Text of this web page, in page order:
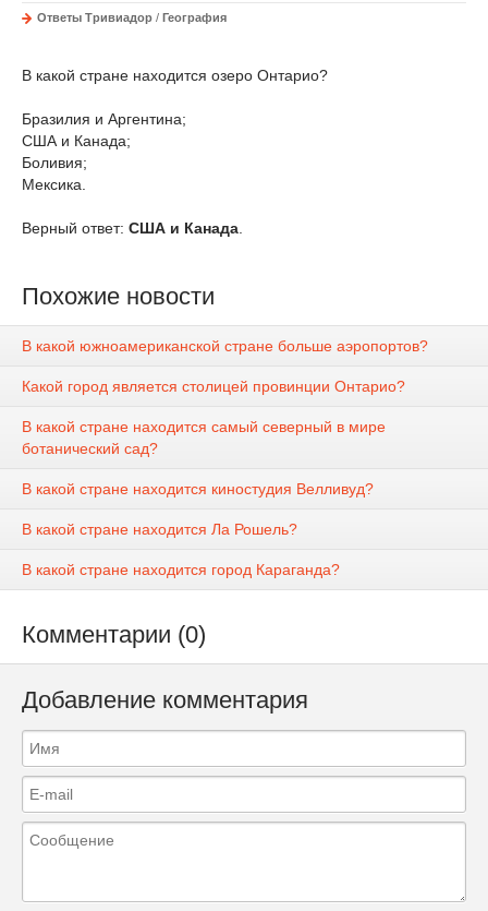
Ответы Тривиадор / География
В какой стране находится озеро Онтарио?
Бразилия и Аргентина;
США и Канада;
Боливия;
Мексика.
Верный ответ: США и Канада
Похожие новости
В какой южноамериканской стране больше аэропортов?
Какой город является столицей провинции Онтарио?
В какой стране находится самый северный в мире
ботанический сад?
В какой стране находится киностудия Велливуд?
В какой стране находится Ла Рошель?
В какой стране находится город Караганда?
Комментарии (0)
Добавление комментария